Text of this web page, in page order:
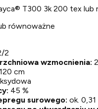
T300 3k 200 tex lub
równoważne
2
wzmocnienia:
120 cm
45 %
surowego: ok. 0,31